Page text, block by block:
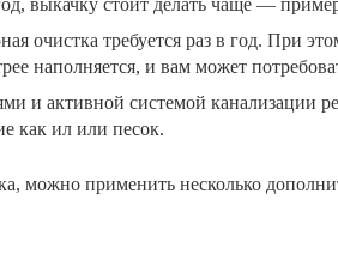
выкачку стоит делать чаще —
очистка требуется раз в год. При
наполняется, и вам может
и активной системой канализации
как ил или песок.
можно применить несколько